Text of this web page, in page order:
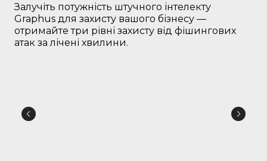
Залучіть потужність штучного інтелекту
Graphus для захисту вашого бізнесу —
отримайте три рівні захисту від фішингових
атак за лічені хвилини.